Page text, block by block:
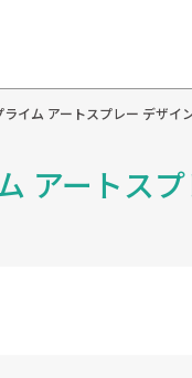
アートス
ライム アートスプレー デザイ